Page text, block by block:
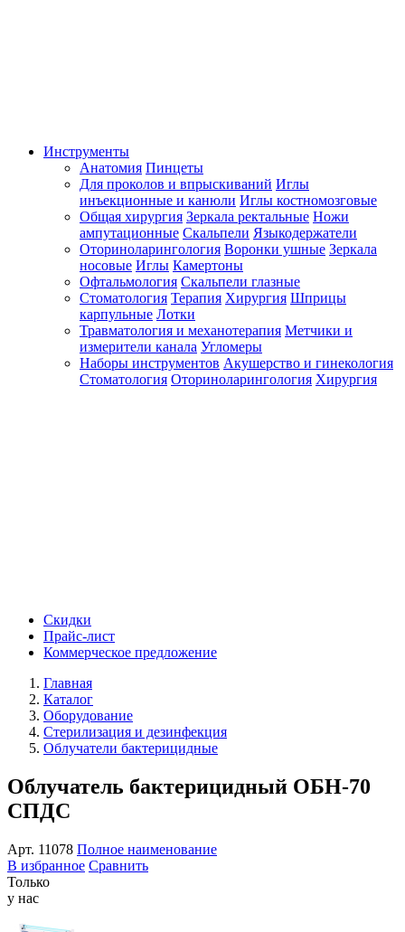
Инструменты
Анатомия Пинцеты
Для проколов и впрыскиваний Иглы
инъекционные и канюли Иглы костномозговые
Общая хирургия Зеркала ректальные Ножи
ампутационные Скальпели Языкодержатели
Оториноларингология Воронки ушные Зеркала
носовые Иглы Камертоны
Офтальмология Скальпели глазные
Стоматология Терапия Хирургия Шприцы
карпульные Лотки
Травматология и механотерапия Метчики и
измерители канала Угломеры
Наборы инструментов Акушерство и гинекология
Стоматология Оториноларингология Хирургия
Скидки
Прайс-лист
Коммерческое предложение
Главная
Каталог
Оборудование
Стерилизация и дезинфекция
Облучатели бактерицидные
Облучатель бактерицидный ОБН-70
СПДС
Арт. 11078 Полное наименование
В избранное Сравнить
Только
у нас